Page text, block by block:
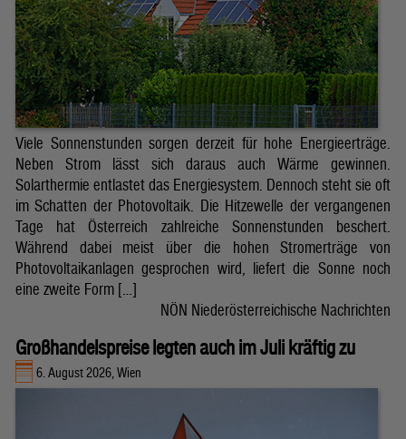
Viele Sonnenstunden sorgen derzeit für hohe Energieerträge.
Neben Strom lässt sich daraus auch Wärme gewinnen.
Solarthermie entlastet das Energiesystem. Dennoch steht sie oft
im Schatten der Photovoltaik. Die Hitzewelle der vergangenen
Tage hat Österreich zahlreiche Sonnenstunden beschert.
Während dabei meist über die hohen Stromerträge von
Photovoltaikanlagen gesprochen wird, liefert die Sonne noch
eine zweite Form […]
NÖN Niederösterreichische Nachrichten
Großhandelspreise legten auch im Juli kräftig zu
6. August 2026, Wien